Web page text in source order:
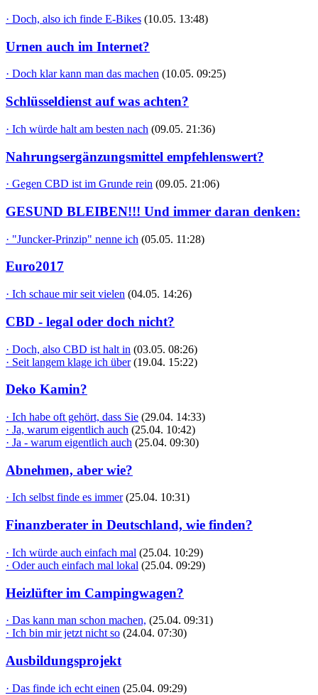
· Doch, also ich finde E-Bikes (10.05. 13:48)
Urnen auch im Internet?
· Doch klar kann man das machen (10.05. 09:25)
Schlüsseldienst auf was achten?
· Ich würde halt am besten nach (09.05. 21:36)
Nahrungsergänzungsmittel empfehlenswert?
· Gegen CBD ist im Grunde rein (09.05. 21:06)
GESUND BLEIBEN!!! Und immer daran denken:
· "Juncker-Prinzip" nenne ich (05.05. 11:28)
Euro2017
· Ich schaue mir seit vielen (04.05. 14:26)
CBD - legal oder doch nicht?
· Doch, also CBD ist halt in (03.05. 08:26)
· Seit langem klage ich über (19.04. 15:22)
Deko Kamin?
· Ich habe oft gehört, dass Sie (29.04. 14:33)
· Ja, warum eigentlich auch (25.04. 10:42)
· Ja - warum eigentlich auch (25.04. 09:30)
Abnehmen, aber wie?
· Ich selbst finde es immer (25.04. 10:31)
Finanzberater in Deutschland, wie finden?
· Ich würde auch einfach mal (25.04. 10:29)
· Oder auch einfach mal lokal (25.04. 09:29)
Heizlüfter im Campingwagen?
· Das kann man schon machen, (25.04. 09:31)
· Ich bin mir jetzt nicht so (24.04. 07:30)
Ausbildungsprojekt
· Das finde ich echt einen (25.04. 09:29)